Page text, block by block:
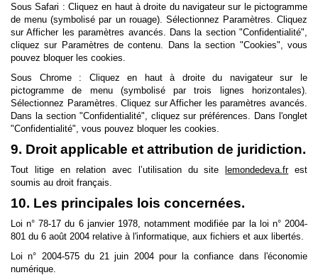
Sous Safari : Cliquez en haut à droite du navigateur sur le pictogramme
de menu (symbolisé par un rouage). Sélectionnez Paramètres. Cliquez
sur Afficher les paramètres avancés. Dans la section "Confidentialité",
cliquez sur Paramètres de contenu. Dans la section "Cookies", vous
pouvez bloquer les cookies.
Sous Chrome : Cliquez en haut à droite du navigateur sur le
pictogramme de menu (symbolisé par trois lignes horizontales).
Sélectionnez Paramètres. Cliquez sur Afficher les paramètres avancés.
Dans la section "Confidentialité", cliquez sur préférences. Dans l'onglet
"Confidentialité", vous pouvez bloquer les cookies.
9. Droit applicable et attribution de juridiction.
Tout litige en relation avec l’utilisation du sitelemondedeva.frest
soumis au droit français.
10. Les principales lois concernées.
Loi n° 78-17 du 6 janvier 1978, notamment modifiée par la loi n° 2004-
801 du 6 août 2004 relative à l'informatique, aux fichiers et aux libertés.
Loi n° 2004-575 du 21 juin 2004 pour la confiance dans l'économie
numérique.